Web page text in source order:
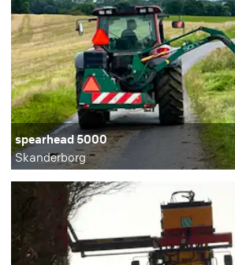
spearhead 5000
Skanderborg